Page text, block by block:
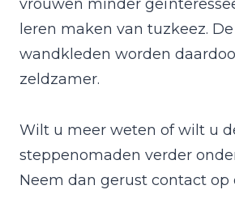
vrouwen minder
leren maken van tuzkeez.
wandkleden worden
zeldzamer.
Wilt u meer weten of wilt u
steppenomaden verder
Neem dan gerust contact op